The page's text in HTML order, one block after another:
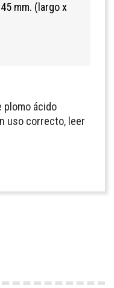
mm. (largo x
plomo ácido
uso correcto, leer